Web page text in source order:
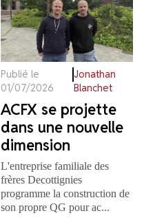
Publié le
01/07/2026
Jonathan
Blanchet
ACFX se projette
dans une nouvelle
dimension
L'entreprise familiale des
frères Decottignies
programme la construction de
son propre QG pour ac...